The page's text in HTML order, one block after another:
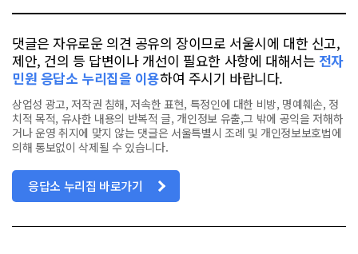
댓글은 자유로운 의견 공유의 장이므로 서울시에 대한 신고,
제안, 건의 등 답변이나 개선이 필요한 사항에 대해서는 전자
민원 응답소 누리집을 이용하여 주시기 바랍니다.
상업성 광고, 저작권 침해, 저속한 표현, 특정인에 대한 비방, 명예훼손, 정
치적 목적, 유사한 내용의 반복적 글, 개인정보 유출,그 밖에 공익을 저해하
거나 운영 취지에 맞지 않는 댓글은 서울특별시 조례 및 개인정보보호법에
의해 통보없이 삭제될 수 있습니다.
응답소 누리집 바로가기